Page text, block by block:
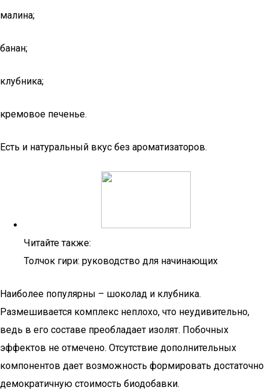
малина;
банан;
клубника;
кремовое печенье.
Есть и натуральный вкус без ароматизаторов.
Читайте также:
Толчок гири: руководство для начинающих
Наиболее популярны – шоколад и клубника.
Размешивается комплекс неплохо, что неудивительно,
ведь в его составе преобладает изолят. Побочных
эффектов не отмечено. Отсутствие дополнительных
компонентов дает возможность формировать достаточно
демократичную стоимость биодобавки.